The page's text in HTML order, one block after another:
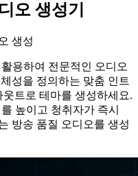
오 생성기
생성
용하여 전문적인 오디오
성을 정의하는 맞춤 인트
트로 테마를 생성하세요.
높이고 청취자가 즉시
방송 품질 오디오를 생성